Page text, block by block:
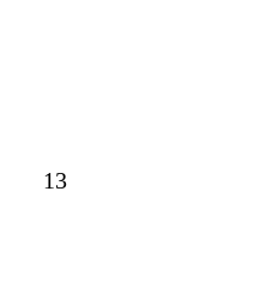
13